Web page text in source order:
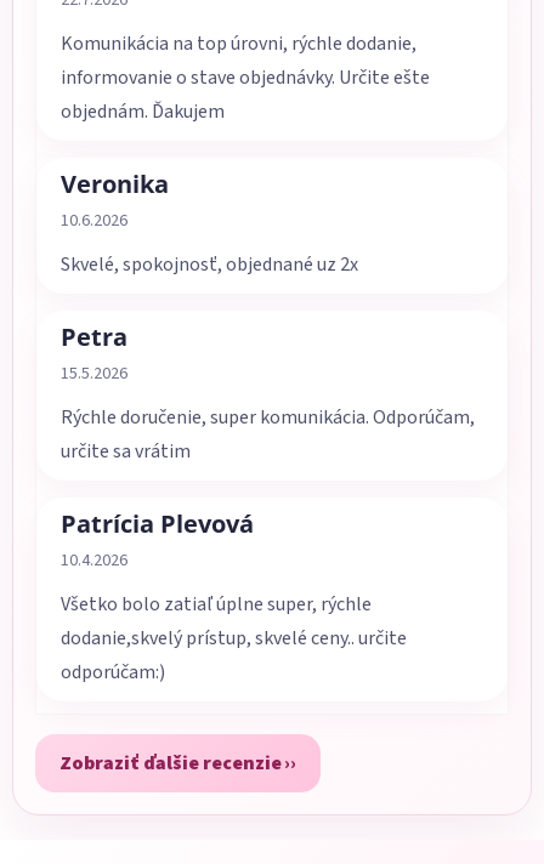
Komunikácia na top úrovni, rýchle dodanie,
informovanie o stave objednávky. Určite ešte
objednám. Ďakujem
Veronika
Hodnotenie obchodu je 5 z 5 hviezdičiek.
10.6.2026
Skvelé, spokojnosť, objednané uz 2x
Petra
Hodnotenie obchodu je 5 z 5 hviezdičiek.
15.5.2026
Rýchle doručenie, super komunikácia. Odporúčam,
určite sa vrátim
Patrícia Plevová
Hodnotenie obchodu je 5 z 5 hviezdičiek.
10.4.2026
Všetko bolo zatiaľ úplne super, rýchle
dodanie,skvelý prístup, skvelé ceny.. určite
odporúčam:)
Zobraziť ďalšie recenzie